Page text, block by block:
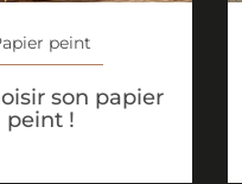
peint
son papier
peint !